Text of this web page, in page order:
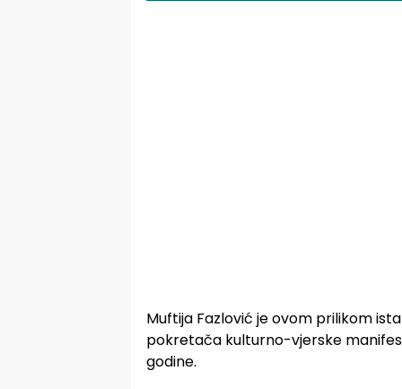
Muftija Fazlović je ovom prilikom
pokretača kulturno-vjerske
godine.